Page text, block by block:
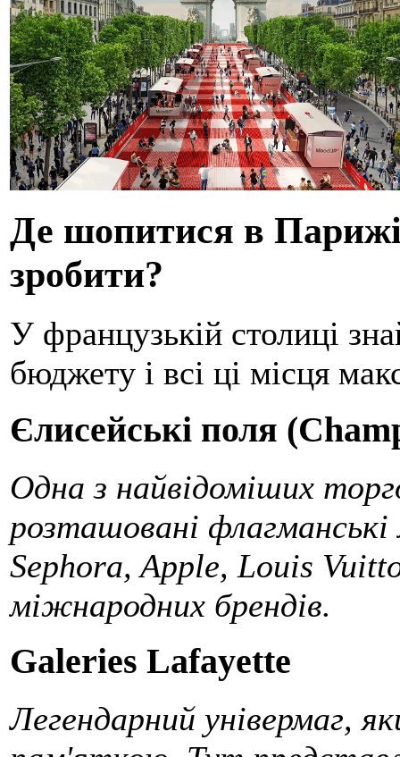
Де шопитися в
зробити?
У французькій столиці
бюджету і всі ці місця
Єлисейські поля
Одна з найвідоміших
розташовані
Sephora, Apple, Louis
міжнародних брендів.
Galeries Lafayette
Легендарний універмаг,